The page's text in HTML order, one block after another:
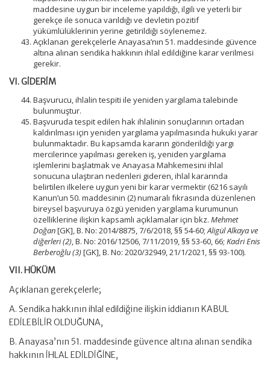
maddesine uygun bir inceleme yapıldığı, ilgili ve yeterli bir
gerekçe ile sonuca varıldığı ve devletin pozitif
yükümlülüklerinin yerine getirildiği söylenemez.
Açıklanan gerekçelerle Anayasa’nın 51. maddesinde güvence
altına alınan sendika hakkının ihlal edildiğine karar verilmesi
gerekir.
VI. GİDERİM
Başvurucu, ihlalin tespiti ile yeniden yargılama talebinde
bulunmuştur.
Başvuruda tespit edilen hak ihlalinin sonuçlarının ortadan
kaldırılması için yeniden yargılama yapılmasında hukuki yarar
bulunmaktadır. Bu kapsamda kararın gönderildiği yargı
mercilerince yapılması gereken iş, yeniden yargılama
işlemlerini başlatmak ve Anayasa Mahkemesini ihlal
sonucuna ulaştıran nedenleri gideren, ihlal kararında
belirtilen ilkelere uygun yeni bir karar vermektir (6216 sayılı
Kanun’un 50. maddesinin (2) numaralı fıkrasında düzenlenen
bireysel başvuruya özgü yeniden yargılama kurumunun
özelliklerine ilişkin kapsamlı açıklamalar için bkz. Mehmet
Doğan[GK], B. No: 2014/8875, 7/6/2018, §§ 54-60;Aligül Alkaya ve
diğerleri (2), B. No: 2016/12506, 7/11/2019, §§ 53-60, 66; Kadri Enis
Berberoğlu (3)[GK], B. No: 2020/32949, 21/1/2021, §§ 93-100).
VII. HÜKÜM
Açıklanan gerekçelerle;
A. Sendika hakkının ihlal edildiğine ilişkin iddianın KABUL
EDİLEBİLİR OLDUĞUNA,
B. Anayasa’nın 51. maddesinde güvence altına alınan sendika
hakkının İHLAL EDİLDİĞİNE,